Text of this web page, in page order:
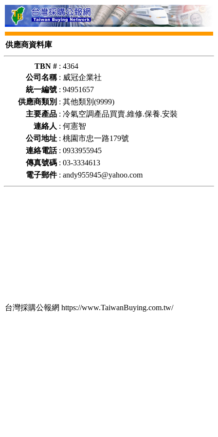
供應商資料庫
TBN # : 4364
公司名稱: 威冠企業社
統一編號 : 94951657
供應商類別 : 其他類別(9999)
主要產品 : 冷氣空調產品買賣.維修.保養.安裝
連絡人 : 何憲智
公司地址 : 桃園市忠一路179號
連絡電話: 0933955945
傳真號碼 : 03-3334613
電子郵件: andy955945@yahoo.com
台灣採購公報網 https://www.TaiwanBuying.com.tw/